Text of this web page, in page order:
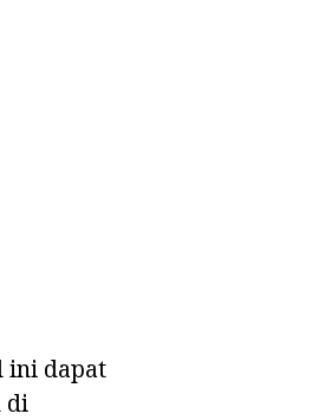
ini dapat
di